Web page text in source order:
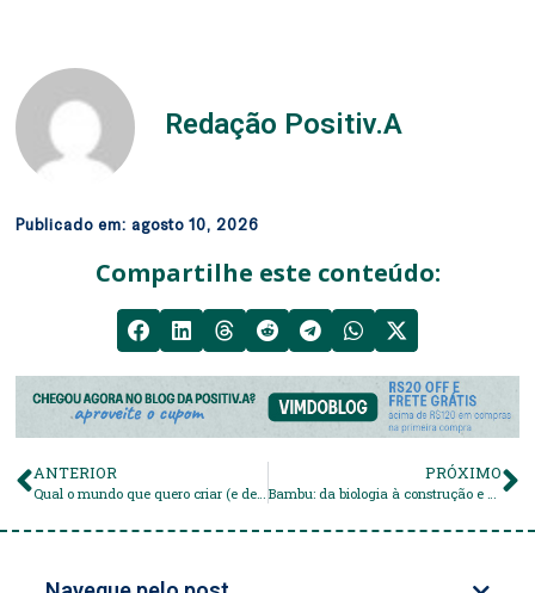
Redação Positiv.A
Publicado em:agosto 10, 2026
Compartilhe este conteúdo:
ANTERIOR PRÓXIMO